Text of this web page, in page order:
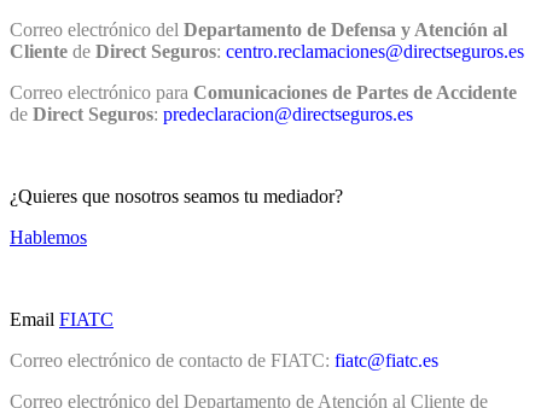
Correo electrónico del Departamento de Defensa y Atención al
Cliente de Direct Seguros: centro.reclamaciones@directseguros.es
Correo electrónico para Comunicaciones de Partes de Accidente
de Direct Seguros: predeclaracion@directseguros.es
¿Quieres que nosotros seamos tu mediador?
Hablemos
Email FIATC
Correo electrónico de contacto de FIATC: fiatc@fiatc.es
Correo electrónico del Departamento de Atención al Cliente de